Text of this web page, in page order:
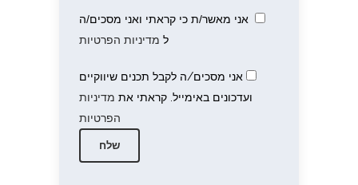
אני מאשר/ת כי קראתי ואני מסכים/ה
ל מדיניות הפרטיות
אני מסכים/ה לקבל תכנים שיווקיים
ועדכונים באימייל. קראתי את מדיניות
הפרטיות